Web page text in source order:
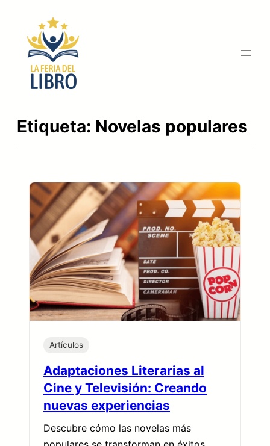
contenido
Etiqueta: Novelas populares
Artículos
Adaptaciones Literarias al
Cine y Televisión: Creando
nuevas experiencias
Descubre cómo las novelas más